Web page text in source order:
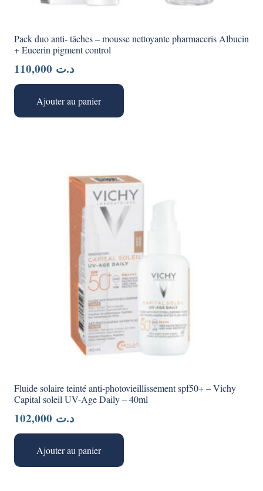
Pack duo anti- tâches – mousse nettoyante pharmaceris Albucin
+ Eucerin pigment control
د.ت
Ajouter au panier
Fluide solaire teinté anti-photovieillissement spf50+ – Vichy
Capital soleil UV-Age Daily – 40ml
د.ت
Ajouter au panier